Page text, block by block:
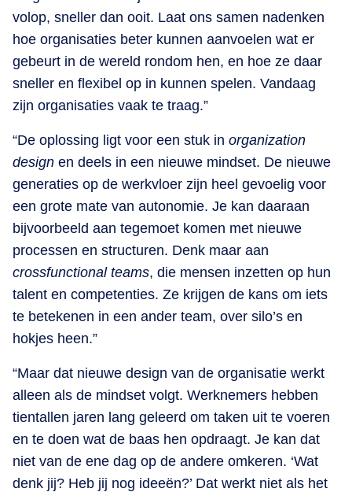
volop, sneller dan ooit. Laat ons samen nadenken
hoe organisaties beter kunnen aanvoelen wat er
gebeurt in de wereld rondom hen, en hoe ze daar
sneller en flexibel op in kunnen spelen. Vandaag
zijn organisaties vaak te traag.”
“De oplossing ligt voor een stuk in organization
design en deels in een nieuwe mindset. De nieuwe
generaties op de werkvloer zijn heel gevoelig voor
een grote mate van autonomie. Je kan daaraan
bijvoorbeeld aan tegemoet komen met nieuwe
processen en structuren. Denk maar aan
crossfunctional teams, die mensen inzetten op hun
talent en competenties. Ze krijgen de kans om iets
te betekenen in een ander team, over silo’s en
hokjes heen.”
“Maar dat nieuwe design van de organisatie werkt
alleen als de mindset volgt. Werknemers hebben
tientallen jaren lang geleerd om taken uit te voeren
en te doen wat de baas hen opdraagt. Je kan dat
niet van de ene dag op de andere omkeren. ‘Wat
denk jij? Heb jij nog ideeën?’ Dat werkt niet als het